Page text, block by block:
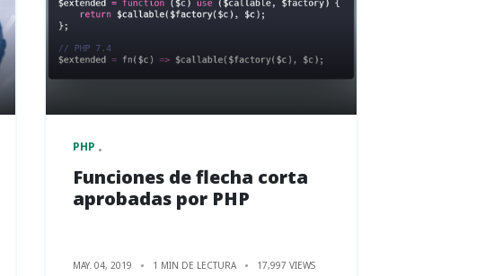
PHP
Funciones de flecha corta
aprobadas por PHP
MAY. 04, 2019 1 MIN DE LECTURA 17,997 VIEWS